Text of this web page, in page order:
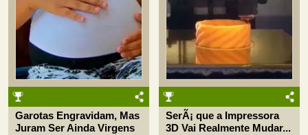
Garotas Engravidam, Mas
Juram Ser Ainda Virgens
SerÃ¡ que a Impressora
3D Vai Realmente Mudar...